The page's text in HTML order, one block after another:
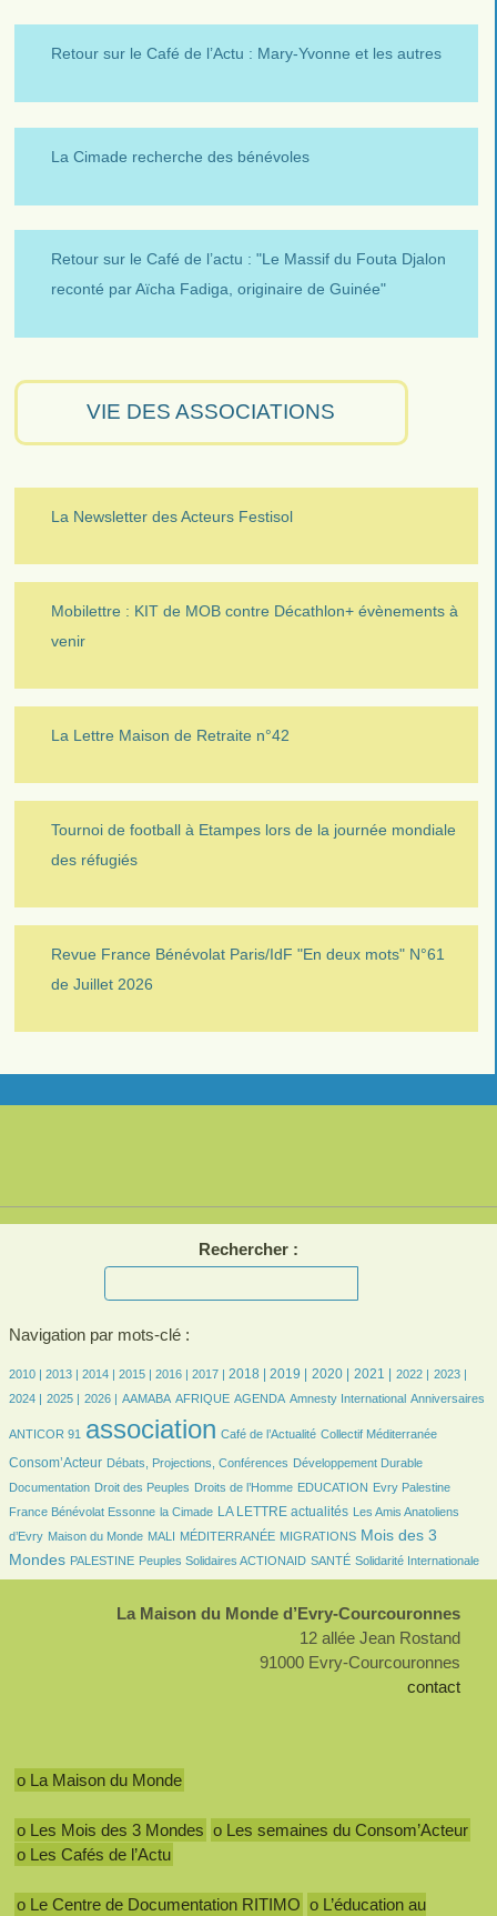
Retour sur le Café de l’Actu : Mary-Yvonne et les autres
La Cimade recherche des bénévoles
Retour sur le Café de l’actu : "Le Massif du Fouta Djalon
reconté par Aïcha Fadiga, originaire de Guinée"
VIE DES ASSOCIATIONS
La Newsletter des Acteurs Festisol
Mobilettre : KIT de MOB contre Décathlon+ évènements à
venir
La Lettre Maison de Retraite n°42
Tournoi de football à Etampes lors de la journée mondiale
des réfugiés
Revue France Bénévolat Paris/IdF "En deux mots" N°61
de Juillet 2026
Rechercher :
Navigation par mots-clé :
8/2780
2010 |
8/27802013 |
224/2780 2014 |
421/2780 2015 |
527/2780 2016 |
568/2780 2017 |
794/2780 2018 |
798/2780 2019 |
675/2780 2020 |
780/2780 2021 |
530/2780 2022 |
558/2780 2023 |
572/2780
2024 |
517/2780
2025 |
430/2780 2026 |
85/2780 AAMABA
235/2780 AFRIQUE
546/2780 AGENDA
9/2780 Amnesty International
33/2780 Anniversaires
24/2780
ANTICOR 91 association Café de l’Actualité Collectif Méditerranée
Consom’Acteur
168/2780 Débats, Projections, Conférences
172/2780 Développement Durable
78/2780
Documentation
34/2780 Droit des Peuples
207/2780 Droits de l’Homme
35/2780 EDUCATION
8/2780 Evry Palestine
80/2780
France Bénévolat Essonne
25/2780 la Cimade
896/2780 LA LETTRE actualités
33/2780
Les Amis Anatoliens
d’Evry
97/2780Maison du Monde
24/2780 MALI
8/2780 MÉDITERRANÉE
151/2780 MIGRATIONS
1121/2780
Mois des 3
Mondes
112/2780PALESTINE
115/2780 Peuples Solidaires ACTIONAID
109/2780 SANTÉ
279/2780 Solidarité Internationale
La Maison du Monde d’Evry-Courcouronnes
12 allée Jean Rostand
91000 Evry-Courcouronnes
contact
o La Maison du Monde
o Les Mois des 3 Mondes o Les semaines du Consom’Acteur
o Les Cafés de l’Actu
o Le Centre de Documentation RITIMO o L’éducation au